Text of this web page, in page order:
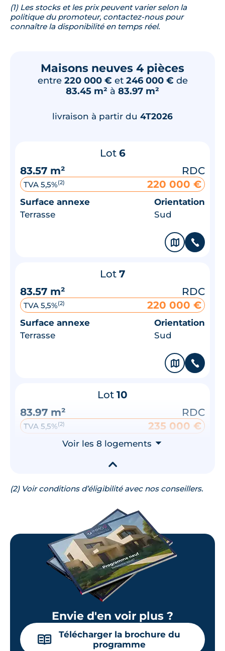
(1) Les stocks et les prix peuvent varier selon la
politique du promoteur, contactez-nous pour
connaître la disponibilité en temps réel.
Maisons neuves 4 pièces
entre 220 000 € et 246 000 € de
83.45 m² à 83.97 m²
livraison à partir du 4T2026
Lot 6
83.57 m²
RDC
TVA 5,5%(2) 220 000 €
Surface annexe
Terrasse
Orientation
Sud
🗞 📞
Lot 7
83.57 m²
RDC
TVA 5,5%(2) 220 000 €
Surface annexe
Terrasse
Orientation
Sud
🗞 📞
Lot 10
83.97 m²
RDC
TVA 5,5%(2) 235 000 €
Surface annexe
Orientation
📞
Lot13
83.97 m²
RDC
TVA 5,5% 235 000 €
Surface annexe
Orientation
Lot1
Voir les 8 logements ⮟
▾
(2) Voir conditions d’éligibilité avec nos conseillers.
Envie d'en voir plus ?
📖
Télécharger la brochure du
programme